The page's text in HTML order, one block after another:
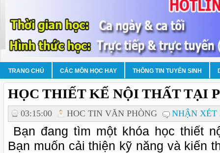
TRANG CHỦ CÁC MÔN HỌC HAY THÔNG TIN TUYỂN SINH
HỌC THIẾT KẾ NỘI THẤT TẠI
03:15:00 HOC TIN VĂN PHÒNG NHẬN
Bạn đang tìm một khóa học thiết
Bạn muốn cải thiện kỹ năng và kiến